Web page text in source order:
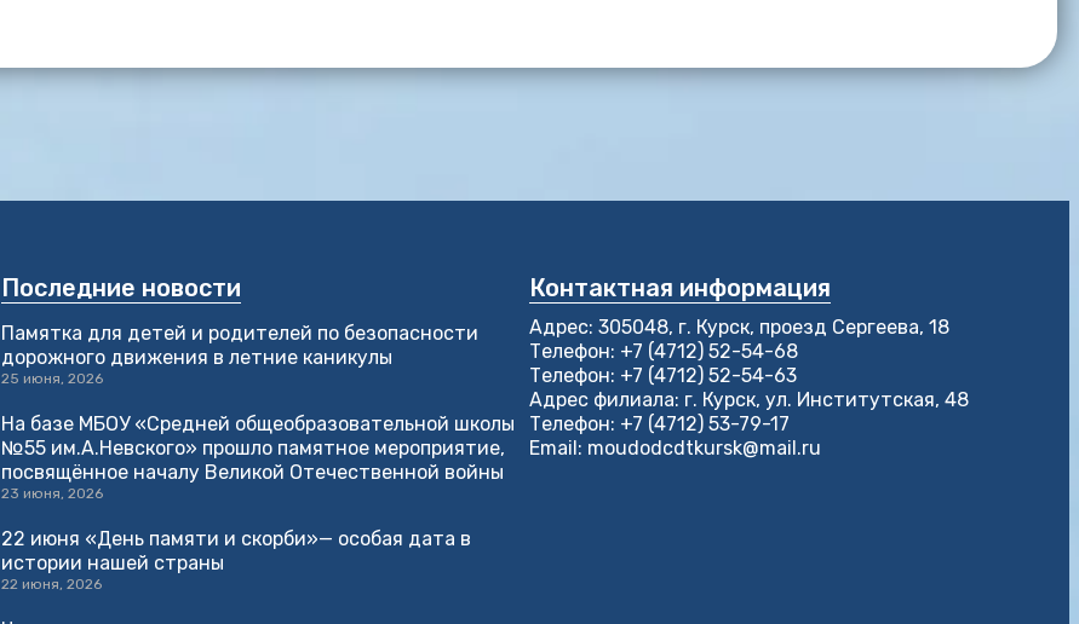
Последние новости
Памятка для детей и родителей по безопасности
дорожного движения в летние каникулы
25 июня, 2026
На базе МБОУ «Средней общеобразовательной школы
№55 им.А.Невского» прошло памятное мероприятие,
посвящённое началу Великой Отечественной войны
23 июня, 2026
22 июня «День памяти и скорби»— особая дата в
истории нашей страны
22 июня, 2026
Контактная информация
Адрес: 305048, г. Курск, проезд Сергеева, 18
Телефон: +7 (4712) 52-54-68
Телефон: +7 (4712) 52-54-63
Адрес филиала: г. Курск, ул. Институтская, 48
Телефон: +7 (4712) 53-79-17
Email: moudodcdtkursk@mail.ru